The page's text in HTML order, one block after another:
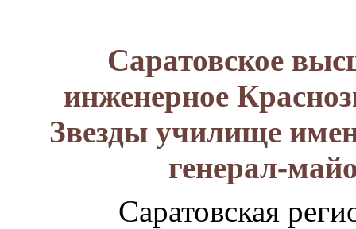
Саратовское
инженерное
Звезды училище
генерал-
Саратовская